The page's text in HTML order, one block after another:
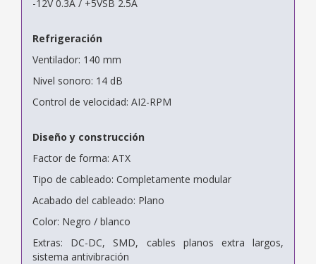
-12V 0.3A / +5VSB 2.5A
Refrigeración
Ventilador: 140 mm
Nivel sonoro: 14 dB
Control de velocidad: AI2-RPM
Diseño y construcción
Factor de forma: ATX
Tipo de cableado: Completamente modular
Acabado del cableado: Plano
Color: Negro / blanco
Extras: DC-DC, SMD, cables planos extra largos,
sistema antivibración